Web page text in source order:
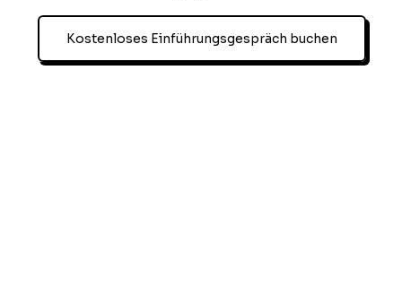
Kostenloses Einführungsgespräch buchen